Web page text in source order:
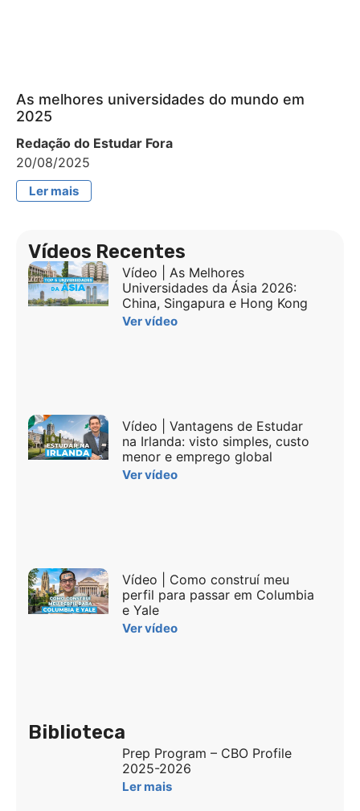
As melhores universidades do mundo em
2025
Redação do Estudar Fora
20/08/2025
Ler mais
Vídeos Recentes
Vídeo | As Melhores
Universidades da Ásia 2026:
China, Singapura e Hong Kong
Ver vídeo
Vídeo | Vantagens de Estudar
na Irlanda: visto simples, custo
menor e emprego global
Ver vídeo
Vídeo | Como construí meu
perfil para passar em Columbia
e Yale
Ver vídeo
Biblioteca
Prep Program – CBO Profile
2025-2026
Ler mais